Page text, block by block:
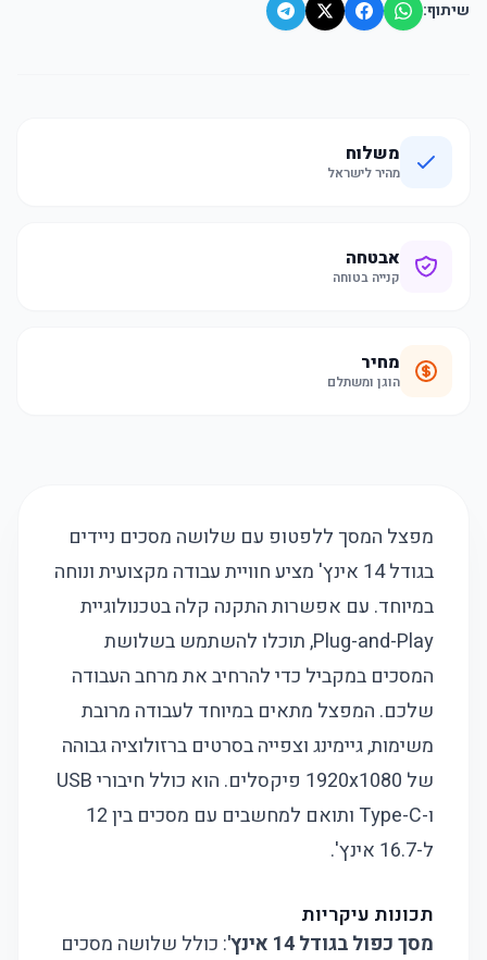
שיתוף:
משלוח
מהיר לישראל
אבטחה
קנייה בטוחה
מחיר
הוגן ומשתלם
מפצל המסך ללפטופ עם שלושה מסכים ניידים
בגודל 14 אינץ' מציע חוויית עבודה מקצועית ונוחה
במיוחד. עם אפשרות התקנה קלה בטכנולוגיית
Plug-and-Play, תוכלו להשתמש בשלושת
המסכים במקביל כדי להרחיב את מרחב העבודה
שלכם. המפצל מתאים במיוחד לעבודה מרובת
משימות, גיימינג וצפייה בסרטים ברזולוציה גבוהה
של 1920x1080 פיקסלים. הוא כולל חיבורי USB
ו-Type-C ותואם למחשבים עם מסכים בין 12
ל-16.7 אינץ'.
תכונות עיקריות
מסך כפול בגודל 14 אינץ'
: כולל שלושה מסכים